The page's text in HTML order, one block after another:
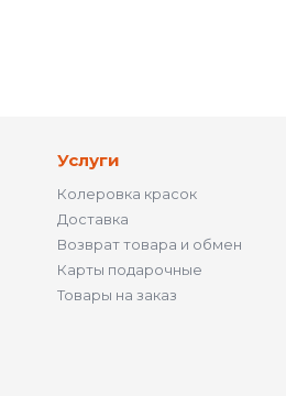
Услуги
Колеровка красок
Доставка
Возврат товара и обмен
Карты подарочные
Товары на заказ